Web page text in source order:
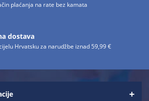
plaćanja na rate bez kamata
dostava
Hrvatsku za narudžbe iznad 59,99 €